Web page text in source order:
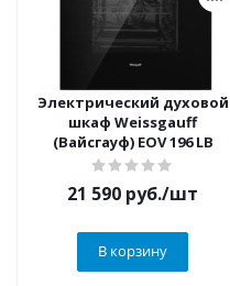
Электрический духовой
шкаф Weissgauff
(Вайсгауф) EOV 196 LB
21 590 руб./шт
В корзину